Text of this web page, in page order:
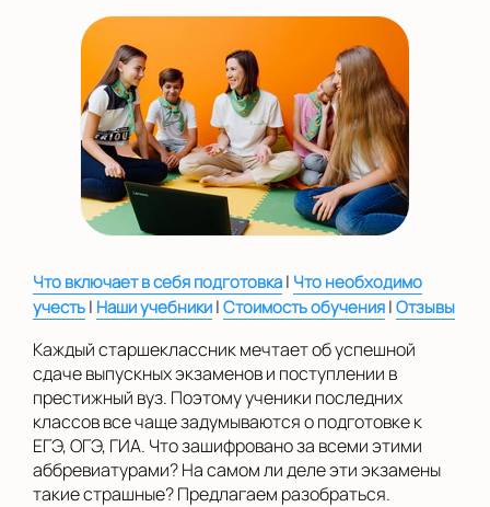
на Домодедовской
на Коломенской
в Московской
области
Показать на карте
Что включает в себя подготовка| Что необходимо
учесть| Наши учебники|Стоимость обучения|Отзывы
Каждый старшеклассник мечтает об успешной
сдаче выпускных экзаменов и поступлении в
престижный вуз. Поэтому ученики последних
классов все чаще задумываются о подготовке к
ЕГЭ, ОГЭ, ГИА. Что зашифровано за всеми этими
аббревиатурами? На самом ли деле эти экзамены
такие страшные? Предлагаем разобраться.